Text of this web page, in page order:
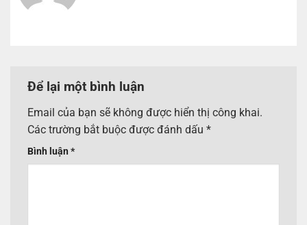
Để lại một bình luận
Email của bạn sẽ không được hiển thị công khai.
Các trường bắt buộc được đánh dấu *
Bình luận *